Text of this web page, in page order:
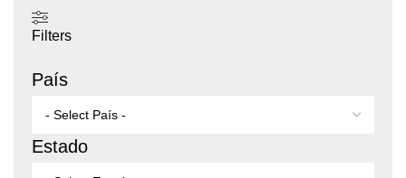
Filters
País
Estado